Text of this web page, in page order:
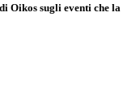
Oikos sugli eventi che la